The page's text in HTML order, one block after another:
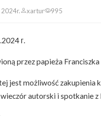
xartur 995
г.
przez papieża
jest możliwość zakupienia
autorski i spotkanie z